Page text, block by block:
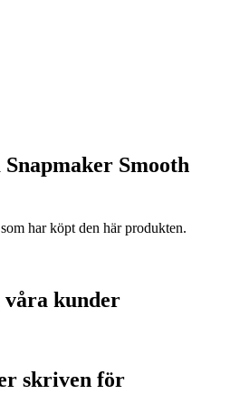
Smooth
har köpt den här produkten.
kunder
skriven för